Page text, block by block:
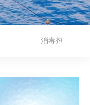
消毒剂